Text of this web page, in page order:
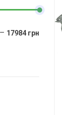
– 17984грн